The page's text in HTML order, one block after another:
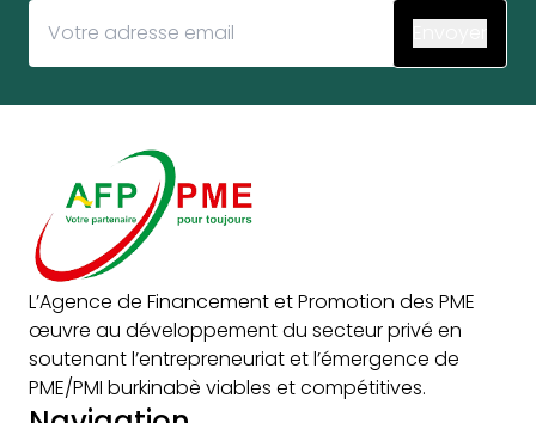
L’Agence de Financement et Promotion des PME
œuvre au développement du secteur privé en
soutenant l’entrepreneuriat et l’émergence de
PME/PMI burkinabè viables et compétitives.